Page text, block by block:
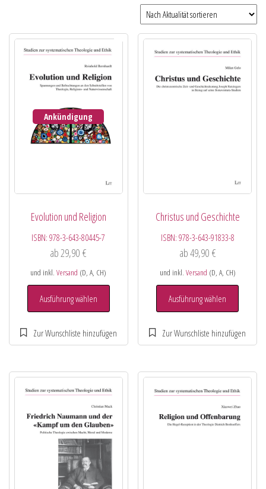
Ankündigung
Evolution und Religion
ISBN:978-3-643-80445-7
ab29,90€
und inkl.Versand (D, A, CH)
Ausführung wählen
Christus und Geschichte
ISBN: 978-3-643-91833-8
ab49,90 €
und inkl. Versand (D, A, CH)
Ausführung wählen